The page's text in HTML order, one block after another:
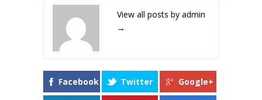
View all posts by admin
→
Facebook Twitter Google+